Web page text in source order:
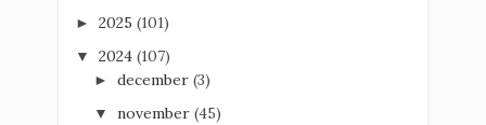
► 2025 (101)
▼ 2024 (107)
► december (3)
▼ november (45)